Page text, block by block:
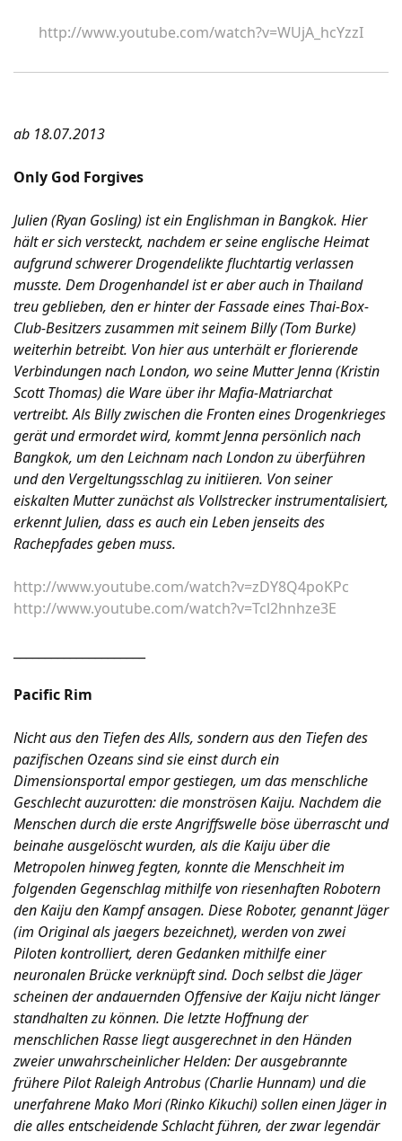
http://www.youtube.com/watch?v=WUjA_hcYzzI
ab 18.07.2013
Only God Forgives
Julien (Ryan Gosling) ist ein Englishman in Bangkok. Hier
hält er sich versteckt, nachdem er seine englische Heimat
aufgrund schwerer Drogendelikte fluchtartig verlassen
musste. Dem Drogenhandel ist er aber auch in Thailand
treu geblieben, den er hinter der Fassade eines Thai-Box-
Club-Besitzers zusammen mit seinem Billy (Tom Burke)
weiterhin betreibt. Von hier aus unterhält er florierende
Verbindungen nach London, wo seine Mutter Jenna (Kristin
Scott Thomas) die Ware über ihr Mafia-Matriarchat
vertreibt. Als Billy zwischen die Fronten eines Drogenkrieges
gerät und ermordet wird, kommt Jenna persönlich nach
Bangkok, um den Leichnam nach London zu überführen
und den Vergeltungsschlag zu initiieren. Von seiner
eiskalten Mutter zunächst als Vollstrecker instrumentalisiert,
erkennt Julien, dass es auch ein Leben jenseits des
Rachepfades geben muss.
http://www.youtube.com/watch?v=zDY8Q4poKPc
http://www.youtube.com/watch?v=Tcl2hnhze3E
Pacific Rim
Nicht aus den Tiefen des Alls, sondern aus den Tiefen des
pazifischen Ozeans sind sie einst durch ein
Dimensionsportal empor gestiegen, um das menschliche
Geschlecht auzurotten: die monströsen Kaiju. Nachdem die
Menschen durch die erste Angriffswelle böse überrascht und
beinahe ausgelöscht wurden, als die Kaiju über die
Metropolen hinweg fegten, konnte die Menschheit im
folgenden Gegenschlag mithilfe von riesenhaften Robotern
den Kaiju den Kampf ansagen. Diese Roboter, genannt Jäger
(im Original als jaegers bezeichnet), werden von zwei
Piloten kontrolliert, deren Gedanken mithilfe einer
neuronalen Brücke verknüpft sind. Doch selbst die Jäger
scheinen der andauernden Offensive der Kaiju nicht länger
standhalten zu können. Die letzte Hoffnung der
menschlichen Rasse liegt ausgerechnet in den Händen
zweier unwahrscheinlicher Helden: Der ausgebrannte
frühere Pilot Raleigh Antrobus (Charlie Hunnam) und die
unerfahrene Mako Mori (Rinko Kikuchi) sollen einen Jäger in
die alles entscheidende Schlacht führen, der zwar legendär